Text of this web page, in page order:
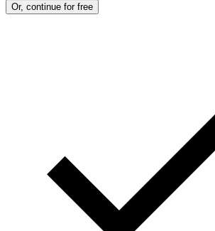
Or, continue for free